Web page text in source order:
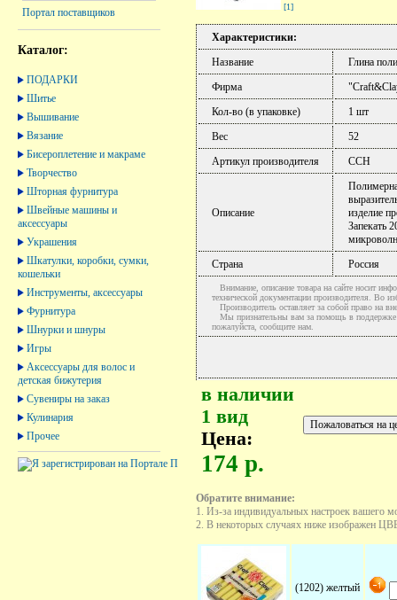
Портал поставщиков
Каталог:
ПОДАРКИ
Шитье
Вышивание
Вязание
Бисероплетение и макраме
Творчество
Шторная фурнитура
Швейные машины и
аксессуары
Украшения
Шкатулки, коробки, сумки,
кошельки
Инструменты, аксессуары
Фурнитура
Шнурки и шнуры
Игры
Аксессуары для волос и
детская бижутерия
Сувениры на заказ
Кулинария
Прочее
[1]
Характеристики:
Название
Глина
Фирма
Кол-во (в упаковке)
1 шт
Вес
52
Артикул производителя
CCH
Описание
изделие
Запекать
Страна
Россия
Внимание, описание товара на сайте носит
технической документации производителя. Во
Производитель оставляет за собой право на
Мы признательны вам за помощь в поддержке
пожалуйста, сообщите нам.
в наличии
1 вид
Цена:
174 р.
Обратите внимание:
1. Из-за индивидуальных настроек вашего
2. В некоторых случаях ниже изображен
(1202) желтый